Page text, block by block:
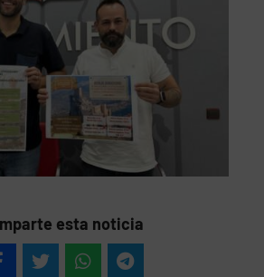
esta noticia